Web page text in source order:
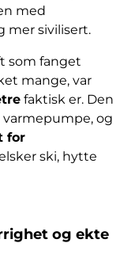
med
mer sivilisert.
som fanget
mange, var
faktisk er. Den
og
for
ski, hytte
og ekte